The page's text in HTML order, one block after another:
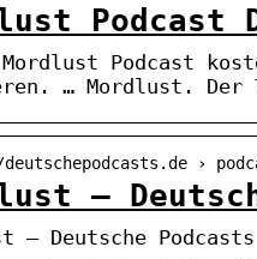
Podcast
Podcast
… Mordlust. Der
›
–
– Deutsche Podcasts